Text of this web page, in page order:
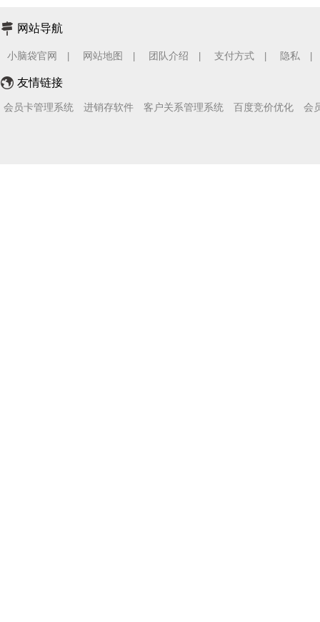
网站导航
小脑袋官网 网站地图 团队介绍 支付方式 隐私
友情链接
会员卡管理系统 进销存软件 客户关系管理系统 百度竞价优化 会